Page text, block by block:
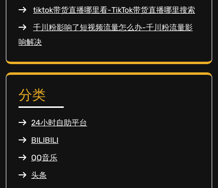
tiktok带货直播哪里看-TikTok带货直播哪里搜索
千川粉影响了短视频流量怎么办-千川粉流量影
响解决
分类
24小时自助平台
BILIBILI
QQ音乐
头条